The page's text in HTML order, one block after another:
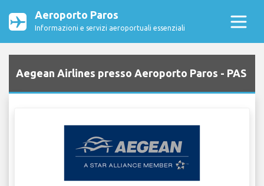
Aeroporto Paros
Informazioni e servizi aeroportuali essenziali
Aegean Airlines presso Aeroporto Paros - PAS